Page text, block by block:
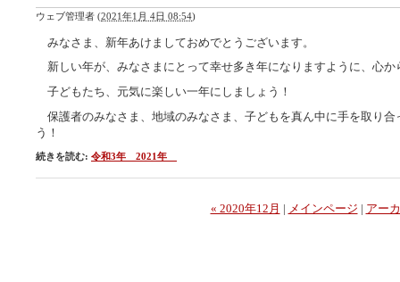
ウェブ管理者 (2021年1月 4日 08:54)
みなさま、新年あけましておめでとうございます。
新しい年が、みなさまにとって幸せ多き年になりますように、心か
子どもたち、元気に楽しい一年にしましょう！
保護者のみなさま、地域のみなさま、子どもを真ん中に手を取り
う！
続きを読む: 令和3年 2021年
« 2020年12月 | メインページ | アー